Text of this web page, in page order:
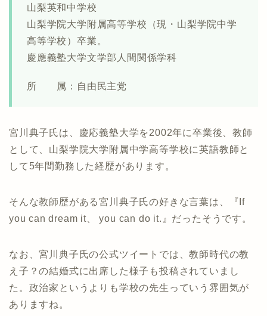
山梨英和中学校
山梨学院大学附属高等学校（現・山梨学院中学
高等学校）卒業。
慶應義塾大学文学部人間関係学科
所 属：自由民主党
宮川典子氏は、慶応義塾大学を2002年に卒業後、教師
として、山梨学院大学附属中学高等学校に英語教師と
して5年間勤務した経歴があります。
そんな教師歴がある宮川典子氏の好きな言葉は、『If
you can dream it、 you can do it.』だったそうです。
なお、宮川典子氏の公式ツイートでは、教師時代の教
え子？の結婚式に出席した様子も投稿されていまし
た。政治家というよりも学校の先生っていう雰囲気が
ありますね。